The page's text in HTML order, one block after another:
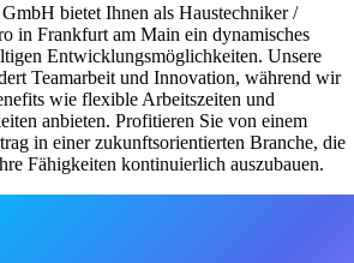
bietet Ihnen als Haustechniker /
in Frankfurt am Main ein dynamisches
Entwicklungsmöglichkeiten. Unsere
Teamarbeit und Innovation, während wir
wie flexible Arbeitszeiten und
anbieten. Profitieren Sie von einem
in einer zukunftsorientierten Branche, die
Fähigkeiten kontinuierlich auszubauen.